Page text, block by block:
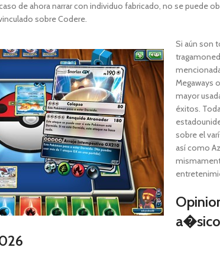
de ahora narrar con individuo fabricado, no se puede
sobre Codere.
Si aún son
Megaways
mayor
éxitos.
sobre el
así­ como